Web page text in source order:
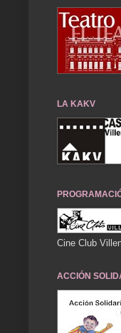
LA KAKV
Cine Club
ACCIÓN